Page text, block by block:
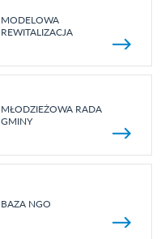
MODELOWA
REWITALIZACJA
MŁODZIEŻOWA RADA
GMINY
BAZA NGO